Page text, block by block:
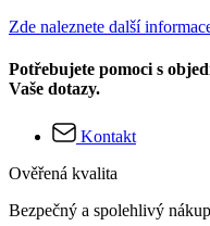
Zde naleznete další
Potřebujete pomoci s
Vaše dotazy.
Kontakt
Ověřená kvalita
Bezpečný a spolehlivý nákup